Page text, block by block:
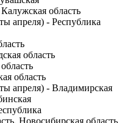
область
апреля) - Республика
область
область
апреля) - Владимирская
Новосибирская область